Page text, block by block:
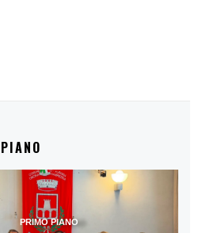
PRIMO PIANO